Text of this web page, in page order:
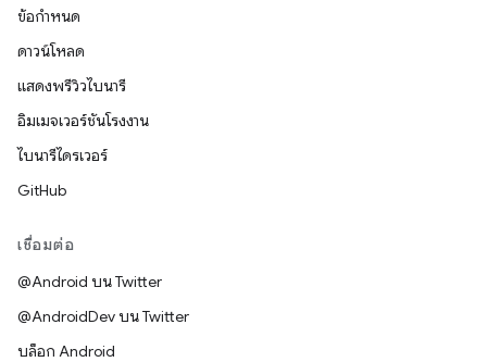
ข้อกำหนด
ดาวน์โหลด
แสดงพรีวิวไบนารี
อิมเมจเวอร์ชันโรงงาน
ไบนารีไดรเวอร์
GitHub
เชื่อมต่อ
@Android บน Twitter
@AndroidDev บน Twitter
บล็อก Android